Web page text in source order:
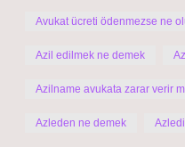
Avukat ücreti ödenmezse ne
Azil edilmek ne demek
Azilname avukata zarar verir
Azleden ne demek